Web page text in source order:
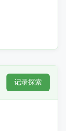
记录探索